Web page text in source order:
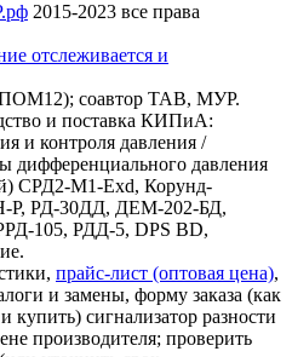
2015-2023 все права
отслеживается и
соавтор ТАВ, МУР.
и поставка КИПиА:
и контроля давления /
дифференциального давления
СРД2-М1-Exd, Корунд-
Р, РД-30ДД, ДЕМ-202-БД,
105, РДД-5, DPS BD,
прайс-лист (оптовая цена),
и замены, форму заказа (как
купить) сигнализатор разности
производителя; проверить